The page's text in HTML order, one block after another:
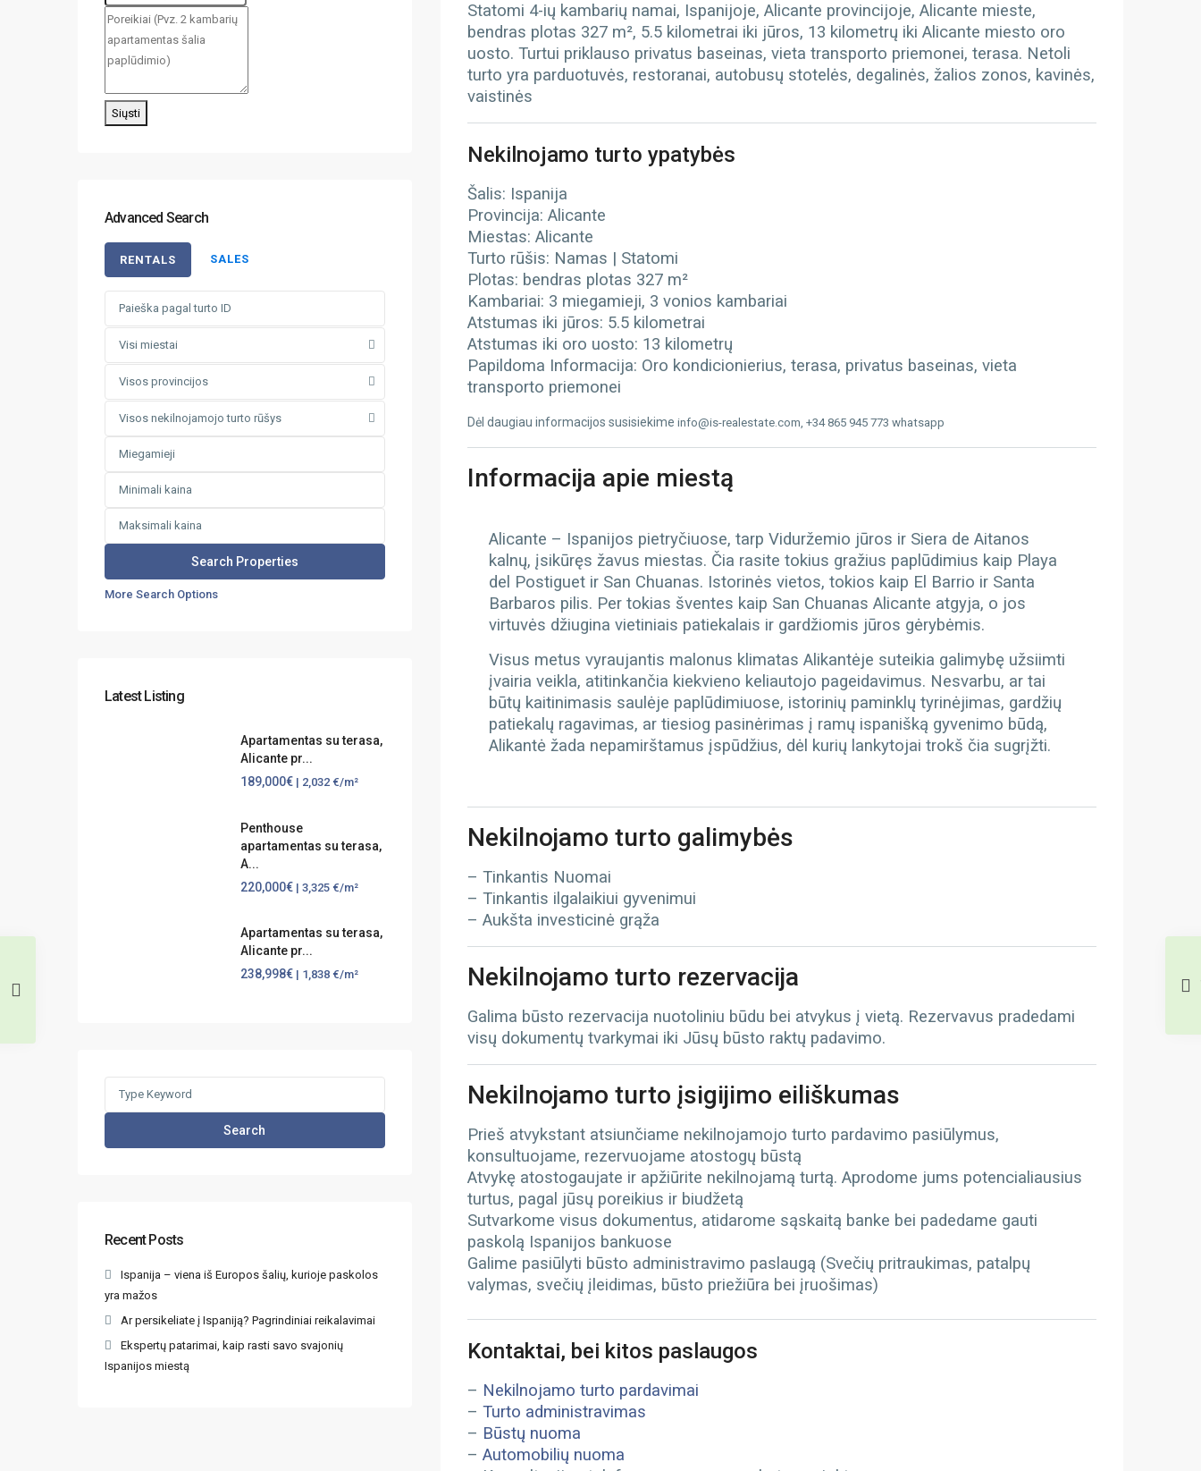
Statomi 4-ių kambarių namai, Ispanijoje, Alicante provincijoje, Alicante mieste,
bendras plotas 327 m², 5.5 kilometrai iki jūros, 13 kilometrų iki Alicante miesto oro
uosto. Turtui priklauso privatus baseinas, vieta transporto priemonei, terasa. Netoli
turto yra parduotuvės, restoranai, autobusų stotelės, degalinės, žalios zonos, kavinės,
vaistinės
Nekilnojamo turto ypatybės
Šalis: Ispanija
Provincija: Alicante
Miestas: Alicante
Turto rūšis: Namas | Statomi
Plotas: bendras plotas 327 m²
Kambariai: 3 miegamieji, 3 vonios kambariai
Atstumas iki jūros: 5.5 kilometrai
Atstumas iki oro uosto: 13 kilometrų
Papildoma Informacija: Oro kondicionierius, terasa, privatus baseinas, vieta
transporto priemonei
Dėl daugiau informacijos susisiekime info@is-realestate.com, +34 865 945 773 whatsapp
Informacija apie miestą
Alicante – Ispanijos pietryčiuose, tarp Viduržemio jūros ir Siera de Aitanos
kalnų, įsikūręs žavus miestas. Čia rasite tokius gražius paplūdimius kaip Playa
del Postiguet ir San Chuanas. Istorinės vietos, tokios kaip El Barrio ir Santa
Barbaros pilis. Per tokias šventes kaip San Chuanas Alicante atgyja, o jos
virtuvės džiugina vietiniais patiekalais ir gardžiomis jūros gėrybėmis.
Visus metus vyraujantis malonus klimatas Alikantėje suteikia galimybę užsiimti
įvairia veikla, atitinkančia kiekvieno keliautojo pageidavimus. Nesvarbu, ar tai
būtų kaitinimasis saulėje paplūdimiuose, istorinių paminklų tyrinėjimas, gardžių
patiekalų ragavimas, ar tiesiog pasinėrimas į ramų ispanišką gyvenimo būdą,
Alikantė žada nepamirštamus įspūdžius, dėl kurių lankytojai trokš čia sugrįžti.
Nekilnojamo turto galimybės
– Tinkantis Nuomai
– Tinkantis ilgalaikiui gyvenimui
– Aukšta investicinė grąža
Nekilnojamo turto rezervacija
Galima būsto rezervacija nuotoliniu būdu bei atvykus į vietą. Rezervavus pradedami
visų dokumentų tvarkymai iki Jūsų būsto raktų padavimo.
Nekilnojamo turto įsigijimo eiliškumas
Prieš atvykstant atsiunčiame nekilnojamojo turto pardavimo pasiūlymus,
konsultuojame, rezervuojame atostogų būstą
Atvykę atostogaujate ir apžiūrite nekilnojamą turtą. Aprodome jums potencialiausius
turtus, pagal jūsų poreikius ir biudžetą
Sutvarkome visus dokumentus, atidarome sąskaitą banke bei padedame gauti
paskolą Ispanijos bankuose
Galime pasiūlyti būsto administravimo paslaugą (Svečių pritraukimas, patalpų
valymas, svečių įleidimas, būsto priežiūra bei įruošimas)
Kontaktai, bei kitos paslaugos
– Nekilnojamo turto pardavimai
– Turto administravimas
– Būstų nuoma
– Automobilių nuoma
Siųsti
Advanced Search
RENTALS SALES
Visi miestai
Visos provincijos
Visos nekilnojamojo turto rūšys
More Search Options
Latest Listing
Apartamentas su terasa,
Alicante pr...
189,000€ | 2,032 €/m²
Penthouse
apartamentas su terasa,
A...
220,000€ | 3,325 €/m²
Apartamentas su terasa,
Alicante pr...
238,998€ | 1,838 €/m²
Search
Recent Posts
Ispanija – viena iš Europos šalių, kurioje paskolos
yra mažos
Ar persikeliate į Ispaniją? Pagrindiniai reikalavimai
Ekspertų patarimai, kaip rasti savo svajonių
Ispanijos miestą